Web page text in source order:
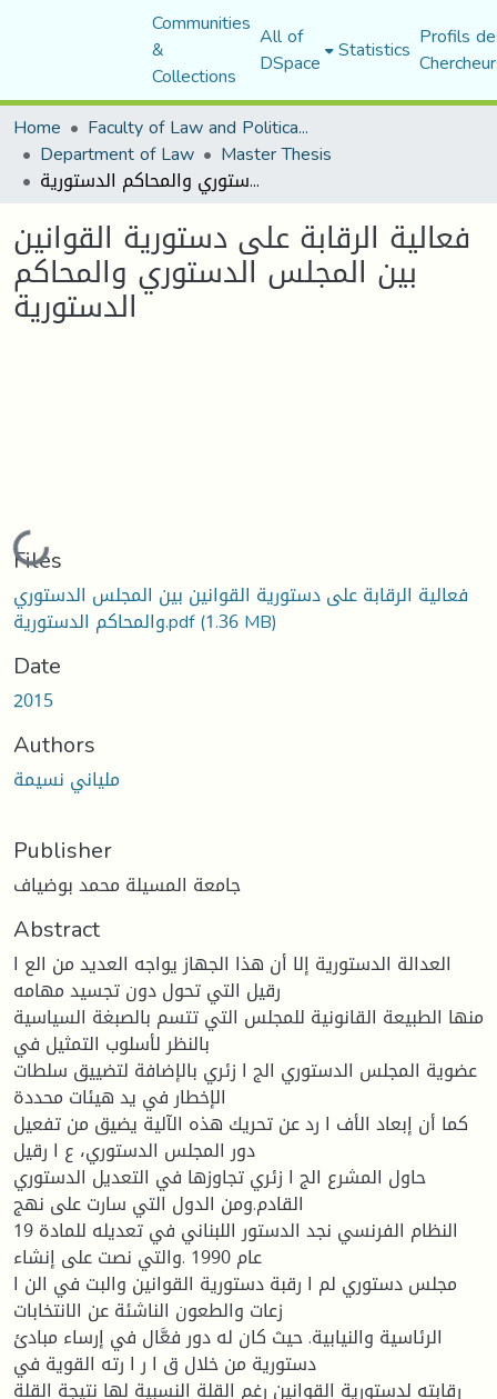
Communities
&
Collections
All of
DSpace Statistics Profils
Home
Faculty of Law and Political Science
Department of Law Master Thesis
فعالية الرقابة على دستورية القوانين بين المجلس الدستوري والمحاكم الدستورية
فعالية الرقابة على دستورية القوانين
بين المجلس الدستوري والمحاكم
الدستورية
Loading...
Files
فعالية الرقابة على دستورية القوانين بين المجلس الدستوري
والمحاكم الدستورية.pdf(1.36 MB)
Date
2015
Authors
ملياني نسيمة
Publisher
جامعة المسيلة محمد بوضياف
Abstract
العدالة الدستوریة إلا أن هذا الجهاز یواجه العدید من الع ا
رقیل التي تحول دون تجسید مهامه
منها الطبیعة القانونیة للمجلس التي تتسم بالصبغة السیاسیة
بالنظر لأسلوب التمثیل في
عضویة المجلس الدستوري الج ا زئري بالإضافة لتضییق سلطات
الإخطار في ید هیئات محددة
كما أن إبعاد الأف ا رد عن تحریك هذه الآلیة یضیق من تفعیل
دور المجلس الدستوري، ع ا رقیل
حاول المشرع الج ا زئري تجاوزها في التعدیل الدستوري
القادم.ومن الدول التي سارت على نهج
النظام الفرنسي نجد الدستور اللبناني في تعدیله للمادة 19
عام 1990 .والتي نصت على إنشاء
مجلس دستوري لم ا رقبة دستوریة القوانین والبت في الن ا
زعات والطعون الناشئة عن الانتخابات
الرئاسیة والنیابیة. حیث كان له دور فعَّال في إرساء مبادئ
دستوریة من خلال ق ا ر ا رته القویة في
رقابته لدستوریة القوانین رغم القلة النسبیة لها نتیجة القلة